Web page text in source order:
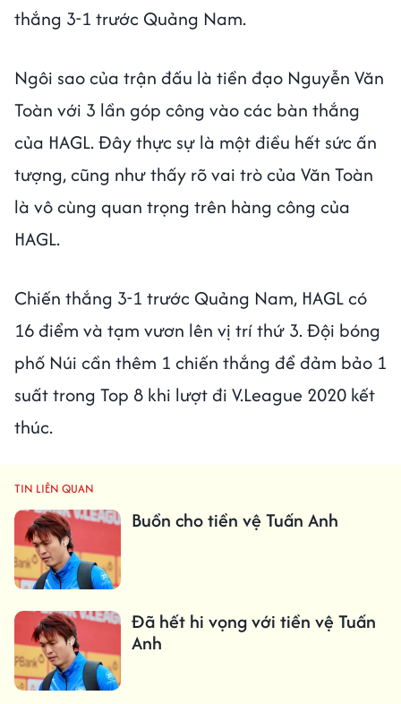
thắng 3-1 trước Quảng Nam.
Ngôi sao của trận đấu là tiền đạo Nguyễn Văn
Toàn với 3 lần góp công vào các bàn thắng
của HAGL. Đây thực sự là một điều hết sức ấn
tượng, cũng như thấy rõ vai trò của Văn Toàn
là vô cùng quan trọng trên hàng công của
HAGL.
Chiến thắng 3-1 trước Quảng Nam, HAGL có
16 điểm và tạm vươn lên vị trí thứ 3. Đội bóng
phố Núi cần thêm 1 chiến thắng để đảm bảo 1
suất trong Top 8 khi lượt đi V.League 2020 kết
thúc.
TIN LIÊN QUAN
Buồn cho tiền vệ Tuấn Anh
Đã hết hi vọng với tiền vệ Tuấn
Anh